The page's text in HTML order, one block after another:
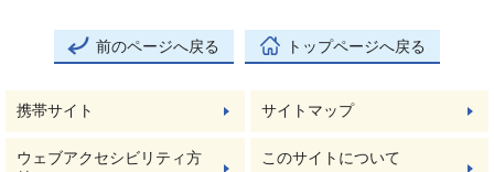
前のページへ戻る トップページへ戻る
携帯サイト サイトマップ
ウェブアクセシビリティ方
このサイトについて